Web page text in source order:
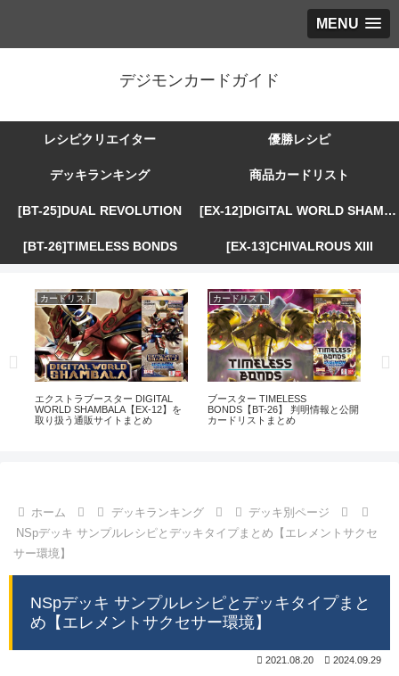
MENU
デジモンカードガイド
レシピクリエイター 優勝レシピ
デッキランキング 商品カードリスト
[BT-25]DUAL REVOLUTION [EX-12]DIGITAL WORLD SHAMBALA
[BT-26]TIMELESS BONDS [EX-13]CHIVALROUS XIII
カードリスト
エクストラブースター DIGITAL
WORLD SHAMBALA【EX-12】を
取り扱う通販サイトまとめ
カードリスト
ブースター TIMELESS
BONDS【BT-26】 判明情報と公開
カードリストまとめ
ホーム デッキランキング
デッキ別ページ
NSpデッキ サンプルレシピとデッキタイプまとめ【エレメントサクセ
サー環境】
NSpデッキ サンプルレシピとデッキタイプまと
め【エレメントサクセサー環境】
2021.08.20 2024.09.29